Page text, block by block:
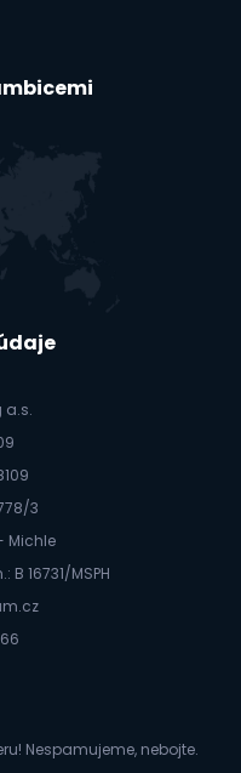
a.s.
3
Michle
B 16731/MSPH
Nespamujeme, nebojte.